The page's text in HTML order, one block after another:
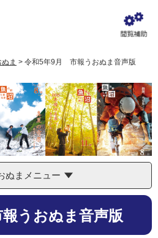
ま > 令和5年9月 市報うおぬま音声版
ぬまメニュー
うおぬま音声版